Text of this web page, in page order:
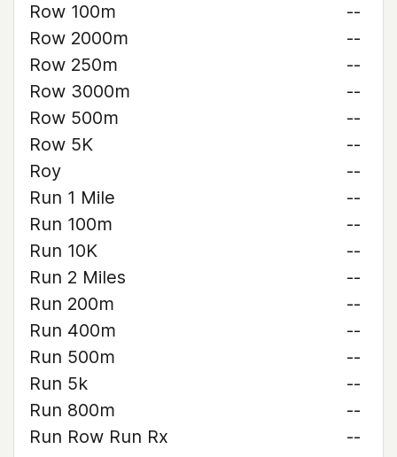
Row 100m
--
Row 2000m
--
Row 250m
--
Row 3000m
--
Row 500m
--
Row 5K
--
Roy
--
Run 1 Mile
--
Run 100m
--
Run 10K
--
Run 2 Miles
--
Run 200m
--
Run 400m
--
Run 500m
--
Run 5k
--
Run 800m
--
Run Row Run Rx
--